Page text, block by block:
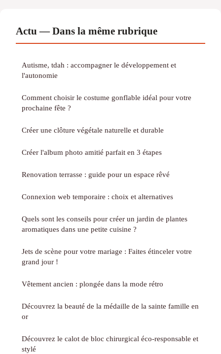
Actu — Dans la même rubrique
Autisme, tdah : accompagner le développement et
l'autonomie
Comment choisir le costume gonflable idéal pour votre
prochaine fête ?
Créer une clôture végétale naturelle et durable
Créer l'album photo amitié parfait en 3 étapes
Renovation terrasse : guide pour un espace rêvé
Connexion web temporaire : choix et alternatives
Quels sont les conseils pour créer un jardin de plantes
aromatiques dans une petite cuisine ?
Jets de scène pour votre mariage : Faites étinceler votre
grand jour !
Vêtement ancien : plongée dans la mode rétro
Découvrez la beauté de la médaille de la sainte famille en
or
Découvrez le calot de bloc chirurgical éco-responsable et
stylé